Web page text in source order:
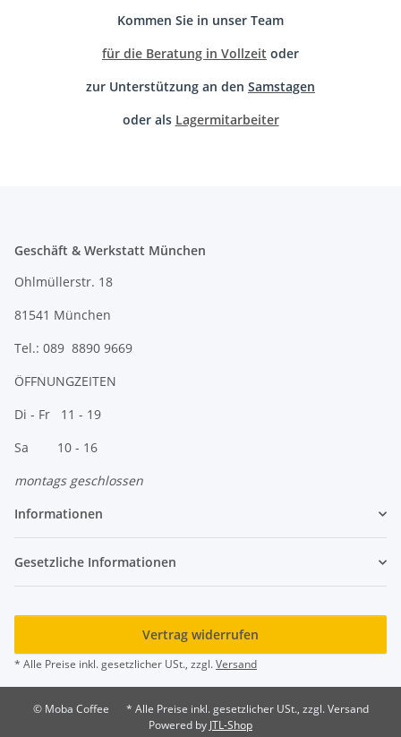
Kommen Sie in unser Team
für die Beratung in Vollzeit oder
zur Unterstützung an den Samstagen
oder als Lagermitarbeiter
Geschäft & Werkstatt München
Ohlmüllerstr. 18
81541 München
Tel.: 089 8890 9669
ÖFFNUNGZEITEN
Di - Fr 11 - 19
Sa 10 - 16
montags geschlossen
Informationen
Gesetzliche Informationen
Vertrag widerrufen
* Alle Preise inkl. gesetzlicher USt., zzgl.Versand
© Moba Coffee
* Alle Preise inkl. gesetzlicher USt., zzgl. Versand
Powered by JTL-Shop